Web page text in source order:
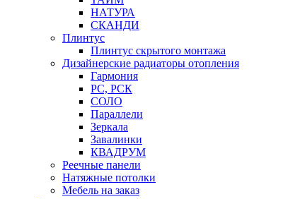
НАТУРА
СКАНДИ
Плинтус
Плинтус скрытого монтажа
Дизайнерские радиаторы отопления
Гармония
РС, РСК
СОЛО
Параллели
Зеркала
Завалинки
КВАДРУМ
Реечные панели
Натяжные потолки
Мебель на заказ